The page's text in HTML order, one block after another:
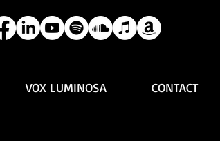
VOX LUMINOSA CONTACT